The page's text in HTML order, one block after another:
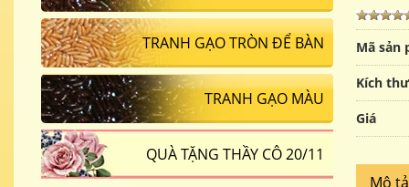
Mã sản
Kích
Giá
Mô
TRANH GẠO TRÒN ĐỂ BÀN
TRANH GẠO MÀU
QUÀ TẶNG THẦY CÔ 20/11